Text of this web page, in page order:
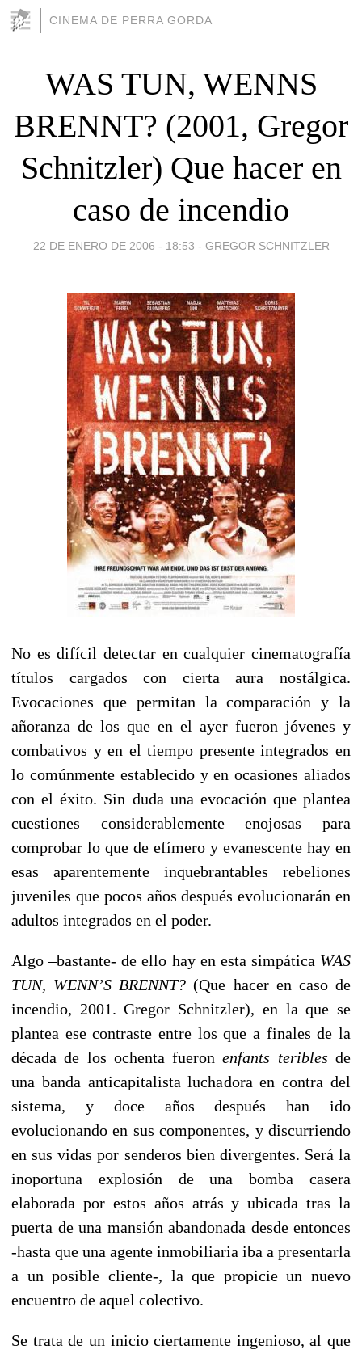
CINEMA DE PERRA GORDA
WAS TUN, WENNS
BRENNT? (2001, Gregor
Schnitzler) Que hacer en
caso de incendio
22 DE ENERO DE 2006 - 18:53 - GREGOR SCHNITZLER
No es difícil detectar en cualquier cinematografía
títulos cargados con cierta aura nostálgica.
Evocaciones que permitan la comparación y la
añoranza de los que en el ayer fueron jóvenes y
combativos y en el tiempo presente integrados en
lo comúnmente establecido y en ocasiones aliados
con el éxito. Sin duda una evocación que plantea
cuestiones considerablemente enojosas para
comprobar lo que de efímero y evanescente hay en
esas aparentemente inquebrantables rebeliones
juveniles que pocos años después evolucionarán en
adultos integrados en el poder.
Algo –bastante- de ello hay en esta simpática WAS
TUN, WENN’S BRENNT? (Que hacer en caso de
incendio, 2001. Gregor Schnitzler), en la que se
plantea ese contraste entre los que a finales de la
década de los ochenta fueronenfants teribles de
una banda anticapitalista luchadora en contra del
sistema, y doce años después han ido
evolucionando en sus componentes, y discurriendo
en sus vidas por senderos bien divergentes. Será la
inoportuna explosión de una bomba casera
elaborada por estos años atrás y ubicada tras la
puerta de una mansión abandonada desde entonces
-hasta que una agente inmobiliaria iba a presentarla
a un posible cliente-, la que propicie un nuevo
encuentro de aquel colectivo.
Se trata de un inicio ciertamente ingenioso, al que